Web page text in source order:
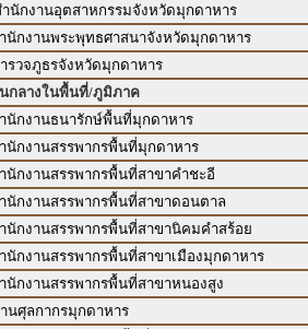
นักงานอุตสาหกรรมจังหวัดมุกดาหาร
นักงานพระพุทธศาสนาจังหวัดมุกดาหาร
รวจภูธรจังหวัดมุกดาหาร
นกลางในพื้นที่/ภูมิภาค
นักงานธนารักษ์พื้นที่มุกดาหาร
นักงานสรรพากรพื้นที่มุกดาหาร
นักงานสรรพากรพื้นที่สาขาคำชะอี
นักงานสรรพากรพื้นที่สาขาดอนตาล
นักงานสรรพากรพื้นที่สาขานิคมคำสร้อย
นักงานสรรพากรพื้นที่สาขาเมืองมุกดาหาร
นักงานสรรพากรพื้นที่สาขาหนองสูง
นศุลกากรมุกดาหาร